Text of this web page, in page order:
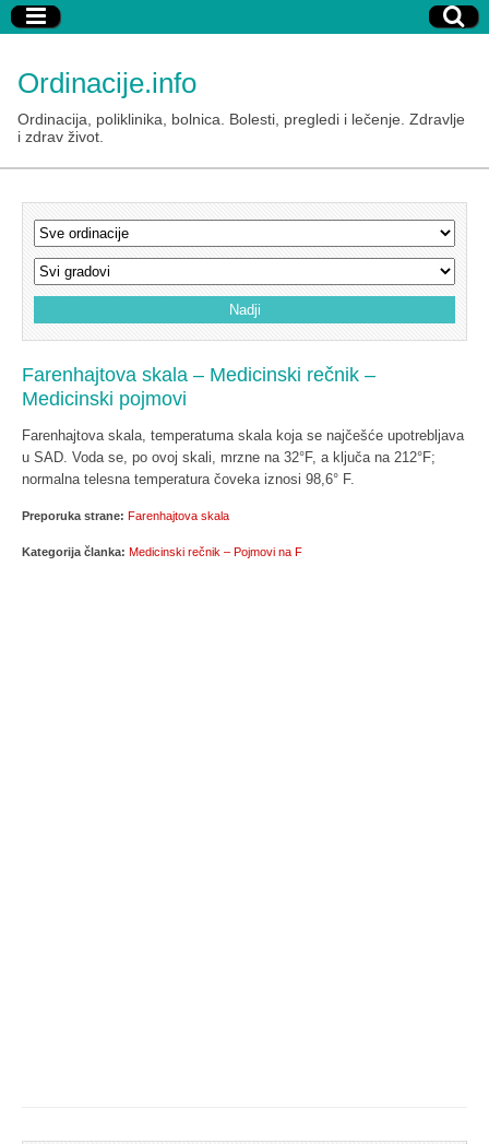
Ordinacije.info
Ordinacija, poliklinika, bolnica. Bolesti, pregledi i lečenje. Zdravlje
i zdrav život.
Farenhajtova skala – Medicinski rečnik –
Medicinski pojmovi
Farenhajtova skala, temperatuma skala koja se najčešće upotrebljava
u SAD. Voda se, po ovoj skali, mrzne na 32°F, a ključa na 212°F;
normalna telesna temperatura čoveka iznosi 98,6° F.
Preporuka strane: Farenhajtova skala
Kategorija članka: Medicinski rečnik – Pojmovi na F